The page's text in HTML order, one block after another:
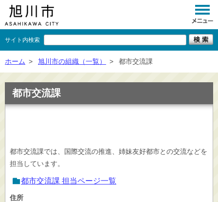
サイト内検索
くらし
×閉じる
ホーム > 旭川市の組織（一覧） > 都市交流課
都市交流課
都市交流課では、国際交流の推進、姉妹友好都市との交流などを
担当しています。
都市交流課 担当ページ一覧
住所